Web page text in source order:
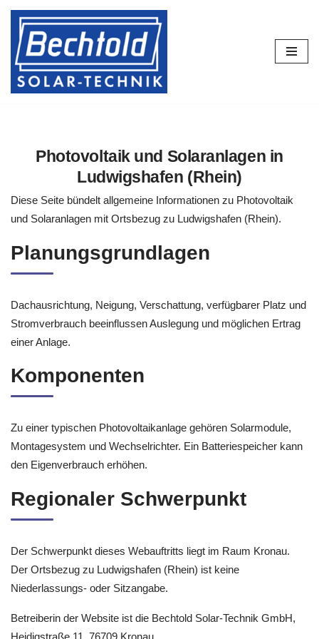
Zum
Inhalt
springen
Photovoltaik und Solaranlagen in
Ludwigshafen (Rhein)
Diese Seite bündelt allgemeine Informationen zu Photovoltaik
und Solaranlagen mit Ortsbezug zu Ludwigshafen (Rhein).
Planungsgrundlagen
Dachausrichtung, Neigung, Verschattung, verfügbarer Platz und
Stromverbrauch beeinflussen Auslegung und möglichen Ertrag
einer Anlage.
Komponenten
Zu einer typischen Photovoltaikanlage gehören Solarmodule,
Montagesystem und Wechselrichter. Ein Batteriespeicher kann
den Eigenverbrauch erhöhen.
Regionaler Schwerpunkt
Der Schwerpunkt dieses Webauftritts liegt im Raum Kronau.
Der Ortsbezug zu Ludwigshafen (Rhein) ist keine
Niederlassungs- oder Sitzangabe.
Betreiberin der Website ist die Bechtold Solar-Technik GmbH,
Heidigstraße 11, 76709 Kronau.